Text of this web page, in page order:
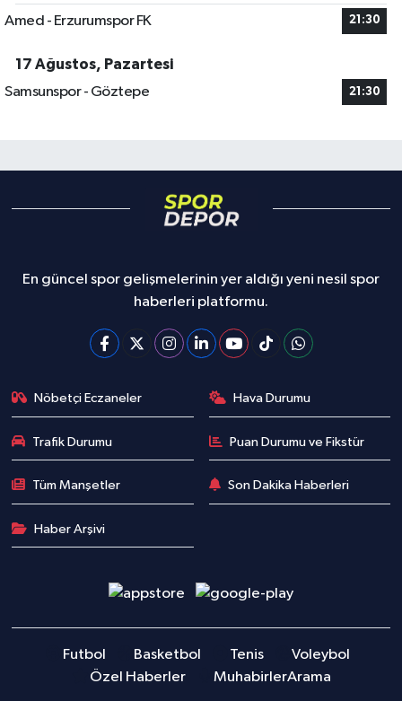
Amed - Erzurumspor FK 21:30
17 Ağustos, Pazartesi
Samsunspor - Göztepe
21:30
En güncel spor gelişmelerinin yer aldığı yeni nesil spor
haberleri platformu.
Nöbetçi Eczaneler Hava Durumu
Trafik Durumu Puan Durumu ve Fikstür
Tüm Manşetler Son Dakika Haberleri
Haber Arşivi
Futbol Basketbol Tenis
Voleybol
Özel Haberler
MuhabirlerArama